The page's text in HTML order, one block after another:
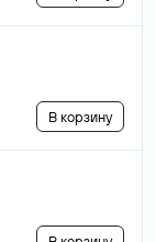
В корзину